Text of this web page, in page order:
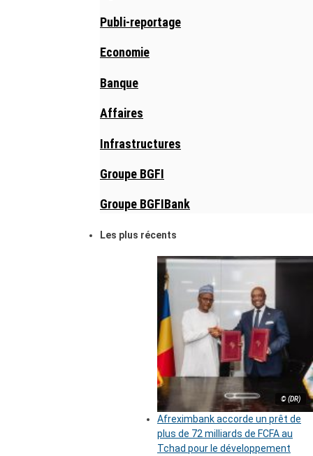
Publi-reportage
Economie
Banque
Affaires
Infrastructures
Groupe BGFI
Groupe BGFIBank
Les plus récents
© (DR)
Afreximbank accorde un prêt de
plus de 72 milliards de FCFA au
Tchad pour le développement